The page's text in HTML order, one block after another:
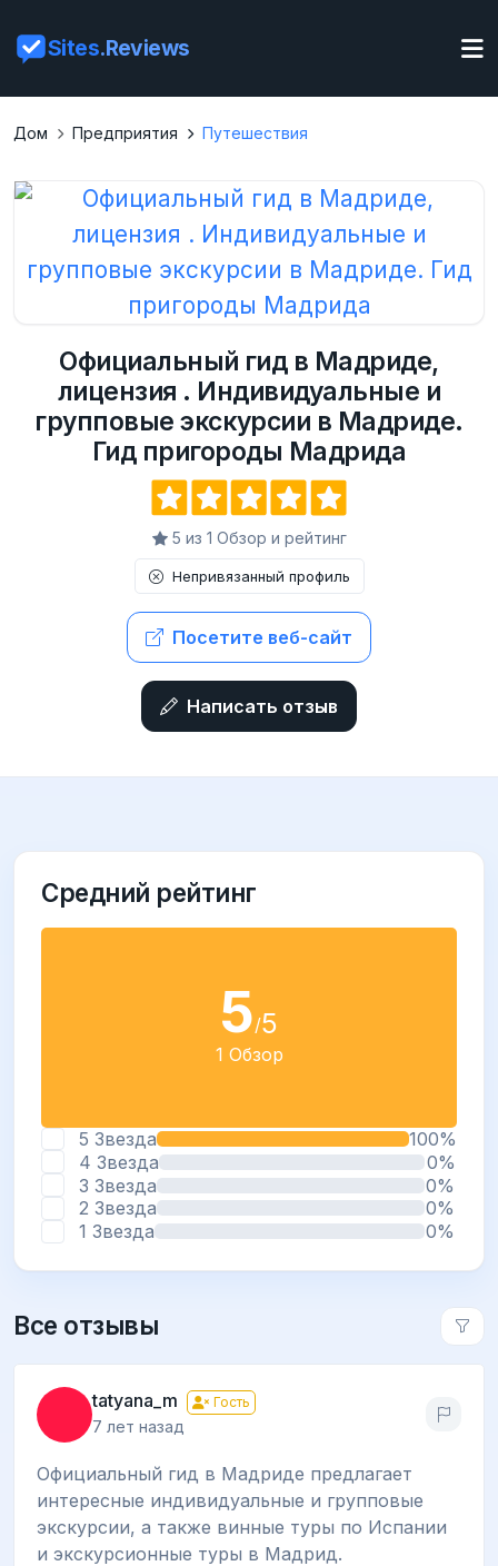
Sites.Reviews
Дом Предприятия Путешествия
Официальный гид в Мадриде,
лицензия . Индивидуальные и
групповые экскурсии в Мадриде.
Гид пригороды Мадрида
5 из 1 Обзор и рейтинг
Непривязанный профиль
Посетите веб-сайт
Написать отзыв
Средний рейтинг
5/5
1 Обзор
5 Звезда
100%
4 Звезда
0%
3 Звезда
0%
2 Звезда
0%
1 Звезда
0%
Все отзывы
tatyana_m Гость
7 лет назад
Официальный гид в Мадриде предлагает
интересные индивидуальные и групповые
экскурсии, а также винные туры по Испании
и экскурсионные туры в Мадрид.